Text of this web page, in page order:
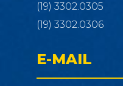
(19) 3302.0305
(19) 3302.0306
E-MAIL